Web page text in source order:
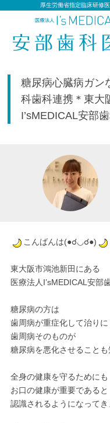
厚生労働省指定臨床研修
糖尿病心臓病ガ
科歯科連携＊東大
I’sMEDICAL安部
こんばんは(●☌◡☌●)
東大阪市鴻池新田にある
医療法人I’sMEDICAL安部
糖尿病の方は
歯周病が重症化して治りに
歯周病そのものが
糖尿病を悪化させることも
全身の健康を守るためにも
お口の健康が重要であると
認識されるようになってき